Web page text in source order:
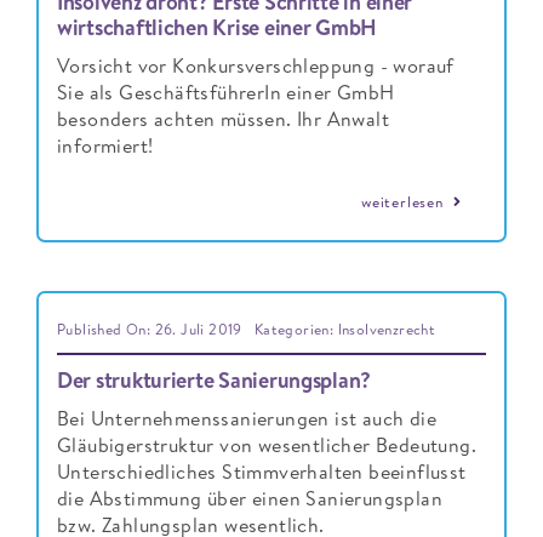
wirtschaftlichen Krise einer GmbH
Vorsicht vor Konkursverschleppung - worauf
Sie als GeschäftsführerIn einer GmbH
besonders achten müssen. Ihr Anwalt
informiert!
weiterlesen
Published On: 26. Juli 2019 Kategorien: Insolvenzrecht
Der strukturierte Sanierungsplan?
Bei Unternehmenssanierungen ist auch die
Gläubigerstruktur von wesentlicher Bedeutung.
Unterschiedliches Stimmverhalten beeinflusst
die Abstimmung über einen Sanierungsplan
bzw. Zahlungsplan wesentlich.